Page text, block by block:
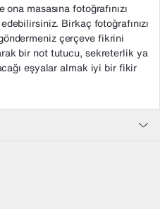
masasına fotoğrafınızı
Birkaç fotoğrafınızı
çerçeve fikrini
bir not tutucu, sekreterlik ya
eşyalar almak iyi bir fikir